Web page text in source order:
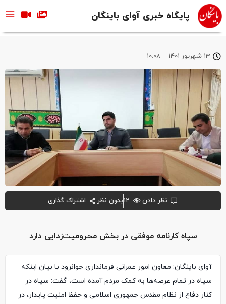
پایگاه خبری آوای باینگان
سپاه کارنامه موفقی در بخش محرومیت‌زدایی دارد
آوای باینگان: معاون امور عمرانی فرمانداری جوانرود با بیان اینکه
سپاه در تمام عرصه‌ها به کمک مردم آمده است، گفت: سپاه در
کنار دفاع از نظام مقدس جمهوری اسلامی و حفظ امنیت پایدار، در
13 شهریور 1401 -
10:08
نظر دادن ۱۲بدون نظر اشتراک گذاری